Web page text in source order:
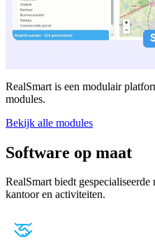
RealSmart is een modulair
modules.
Bekijk alle modules
Software op maat
RealSmart biedt
kantoor en activiteiten.